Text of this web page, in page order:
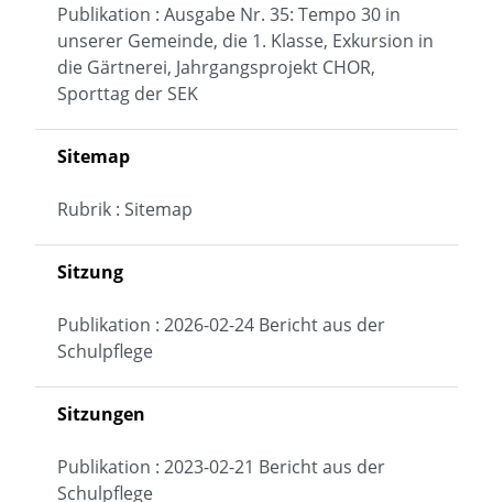
Publikation : Ausgabe Nr. 35: Tempo 30 in
unserer Gemeinde, die 1. Klasse, Exkursion in
die Gärtnerei, Jahrgangsprojekt CHOR,
Sporttag der SEK
Sitemap
Rubrik : Sitemap
Sitzung
Publikation : 2026-02-24 Bericht aus der
Schulpflege
Sitzungen
Publikation : 2023-02-21 Bericht aus der
Schulpflege